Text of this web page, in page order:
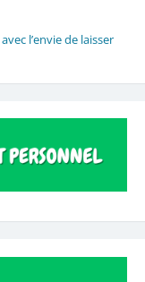
l’envie de laisser